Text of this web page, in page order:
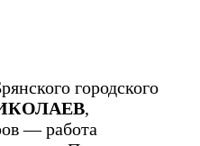
городского
,
— работа